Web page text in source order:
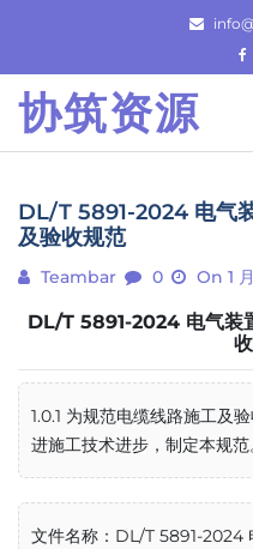
content
协筑资源
DL/T 5891-2024 电气
及验收规范
Teambar 0 On 1
DL/T 5891-2024 电气装
1.0.1 为规范电缆线路施工及
进施工技术进步，制定本规范
文件名称：DL/T 5891-2024